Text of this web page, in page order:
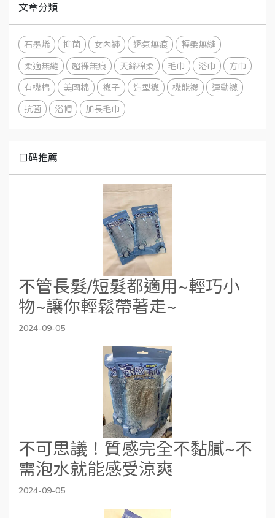
文章分類
石墨烯 抑菌 女內褲 透氣無痕 輕柔無縫
柔適無縫 超裸無痕 天絲棉柔 毛巾 浴巾 方巾
有機棉 美國棉 襪子 造型襪 機能襪 運動襪
抗菌 浴帽 加長毛巾
口碑推薦
不管長髮/短髮都適用~輕巧小
物~讓你輕鬆帶著走~
2024-09-05
不可思議！質感完全不黏膩~不
需泡水就能感受涼爽
2024-09-05